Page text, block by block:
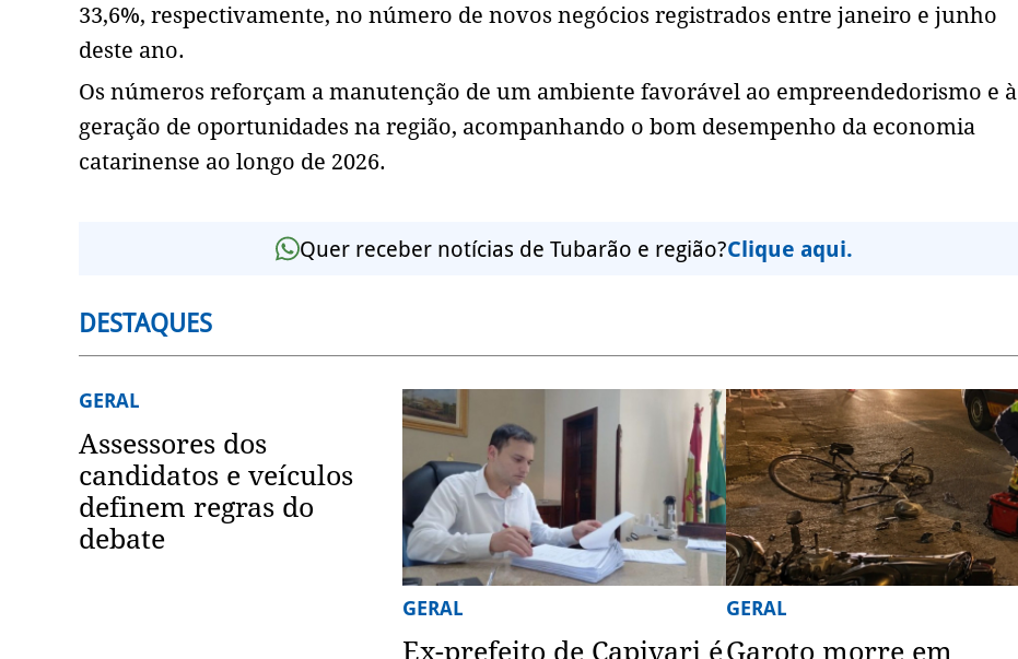
33,6%, respectivamente, no número de novos negócios registrados entre janeiro e junho
deste ano.
Os números reforçam a manutenção de um ambiente favorável ao empreendedorismo e à
geração de oportunidades na região, acompanhando o bom desempenho da economia
catarinense ao longo de 2026.
Quer receber notícias de Tubarão e região?Clique aqui.
DESTAQUES
GERAL
Assessores dos
candidatos e veículos
definem regras do
debate
GERAL
Ex-prefeito de Capivari é
GERAL
Garoto morre em